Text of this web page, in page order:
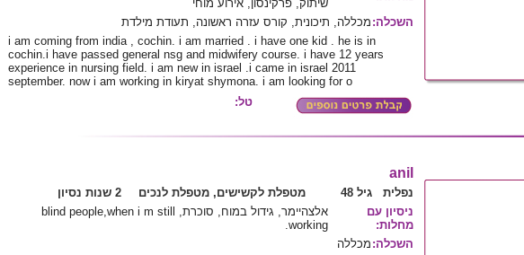
שיתוק, פרקינסון, אירוע מוחי
השכלה: מכללה, תיכונית, קורס עזרה ראשונה, תעודת מילדת
i am coming from india , cochin. i am married . i have one kid . he is in
cochin.i have passed general nsg and midwifery course. i have 12 years
experience in nursing field. i am new in israel .i came in israel 2011
september. now i am working in kiryat shymona. i am looking for o
טל:
anil
נפלית גיל 48 מטפלת לקשישים, מטפלת לנכים
2 שנות נסיון
ניסיון עם
מחלות:
אלצהיימר, גידול במוח, סוכרת, blind people,when i m still
working.
השכלה: מכללה